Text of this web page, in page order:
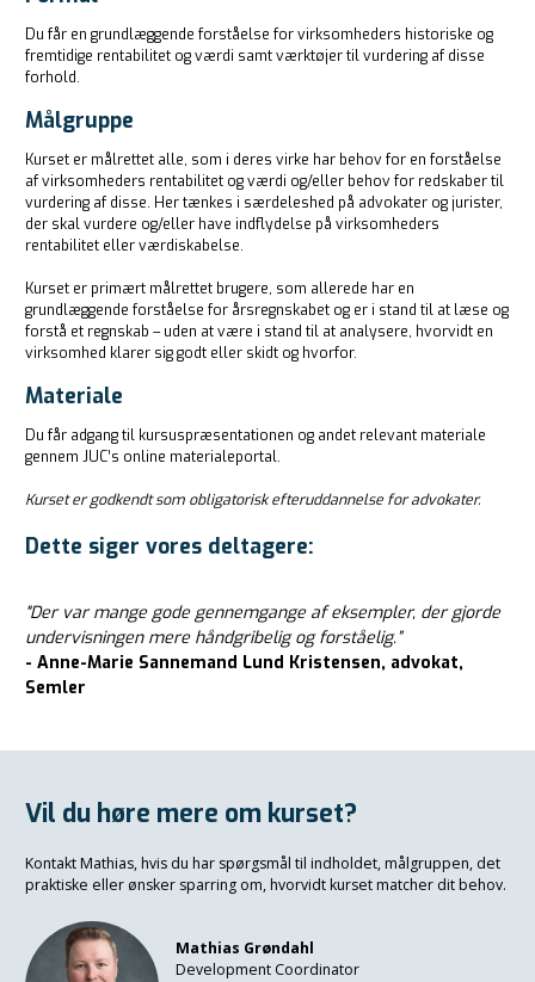
Du får en grundlæggende forståelse for virksomheders historiske og
fremtidige rentabilitet og værdi samt værktøjer til vurdering af disse
forhold.
Målgruppe
Kurset er målrettet alle, som i deres virke har behov for en forståelse
af virksomheders rentabilitet og værdi og/eller behov for redskaber til
vurdering af disse. Her tænkes i særdeleshed på advokater og jurister,
der skal vurdere og/eller have indflydelse på virksomheders
rentabilitet eller værdiskabelse.
Kurset er primært målrettet brugere, som allerede har en
grundlæggende forståelse for årsregnskabet og er i stand til at læse og
forstå et regnskab – uden at være i stand til at analysere, hvorvidt en
virksomhed klarer sig godt eller skidt og hvorfor.
Materiale
Du får adgang til kursuspræsentationen og andet relevant materiale
gennem JUC’s online materialeportal.
Kurset er godkendt som obligatorisk efteruddannelse for advokater.
Dette siger vores deltagere:
"Der var mange gode gennemgange af eksempler, der gjorde
undervisningen mere håndgribelig og forståelig.”
- Anne-Marie Sannemand Lund Kristensen, advokat,
Semler
Vil du høre mere om kurset?
Kontakt Mathias, hvis du har spørgsmål til indholdet, målgruppen, det
praktiske eller ønsker sparring om, hvorvidt kurset matcher dit behov.
Mathias Grøndahl
Development Coordinator